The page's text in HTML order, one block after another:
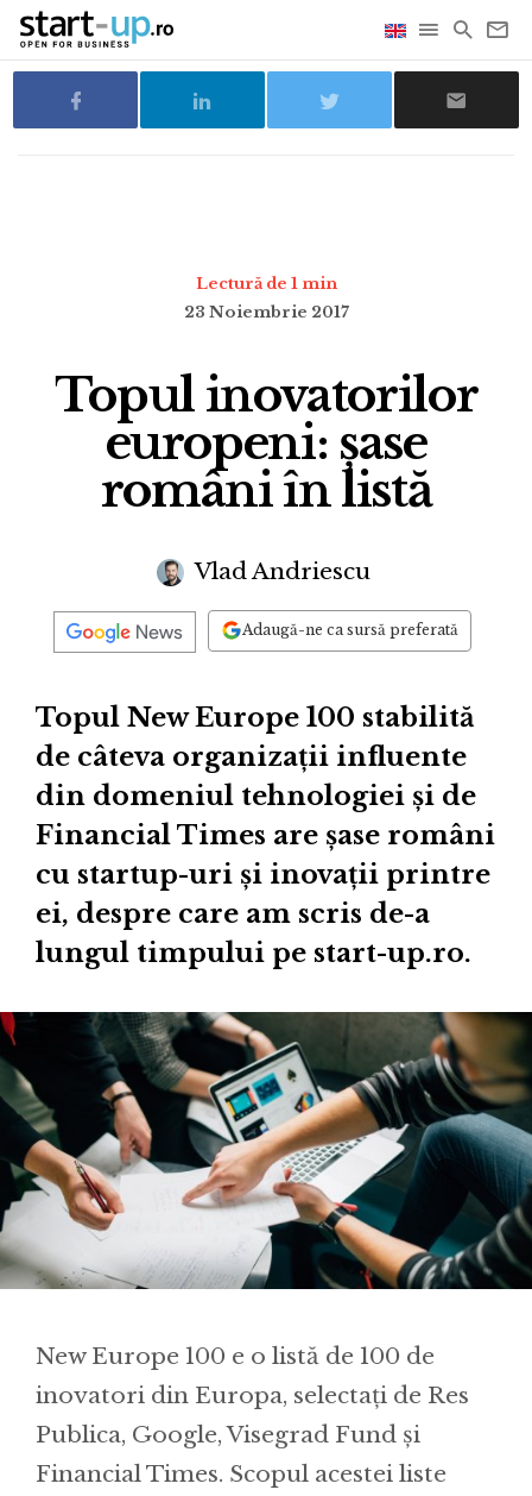
Lectură de 1 min
23 Noiembrie 2017
Topul inovatorilor
europeni: șase
români în listă
Vlad Andriescu
Adaugă-ne ca sursă preferată
Topul New Europe 100 stabilită
de câteva organizații influente
din domeniul tehnologiei și de
Financial Times are șase români
cu startup-uri și inovații printre
ei, despre care am scris de-a
lungul timpului pe start-up.ro.
New Europe 100 e o listă de 100 de
inovatori din Europa, selectați de Res
Publica, Google, Visegrad Fund și
Financial Times. Scopul acestei liste